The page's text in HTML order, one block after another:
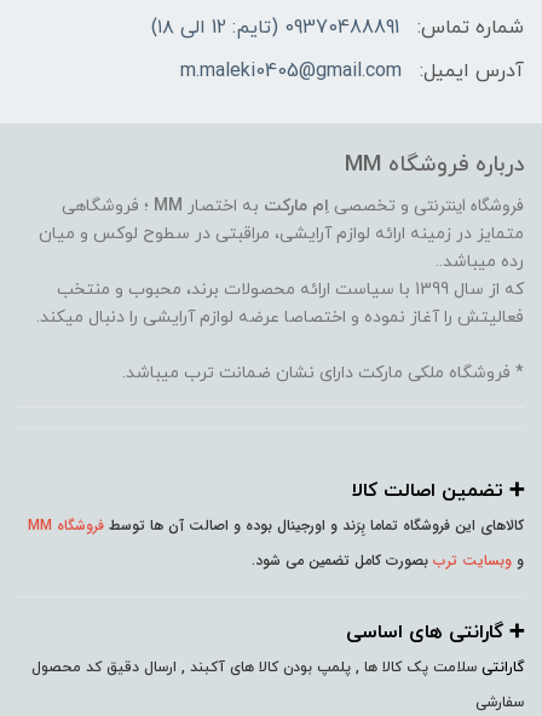
شماره تماس:
09370488891 (تایم: 12 الی ۱۸)
آدرس ایمیل:
m.maleki0405@gmail.com
درباره فروشگاه MM
فروشگاه اینترنتی و تخصصی اِم مارکت به اختصار MM ؛ فروشگاهی
متمایز در زمینه ارائه لوازم آرایشی، مراقبتی در سطوح لوکس و میان
رده میباشد..
که از سال 1399 با سیاست ارائه محصولات برند، محبوب و منتخب
فعالیتش را آغاز نموده و اختصاصا عرضه لوازم آرایشی را دنبال میکند.
* فروشگاه ملکی مارکت دارای نشان ضمانت ترب میباشد.
➕️ تضمین اصالت کالا
کالاهای این فروشگاه تماما بِرَند و اورجینال بوده و اصالت آن ها توسط فروشگاه MM
و وبسایت ترب بصورت کامل تضمین می شود.
➕️ گارانتی های اساسی
گارانتی سلامت پک کالا ها , پلمپ بودن کالا های آکبند , ارسال دقیق کد محصول
سفارشی